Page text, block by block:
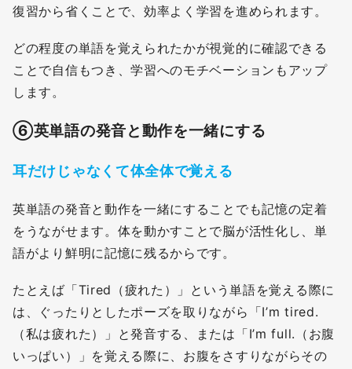
復習から省くことで、効率よく学習を進められます。
どの程度の単語を覚えられたかが視覚的に確認できる
ことで自信もつき、学習へのモチベーションもアップ
します。
⑥英単語の発音と動作を一緒にする
耳だけじゃなくて体全体で覚える
英単語の発音と動作を一緒にすることでも記憶の定着
をうながせます。体を動かすことで脳が活性化し、単
語がより鮮明に記憶に残るからです。
たとえば「Tired（疲れた）」という単語を覚える際に
は、ぐったりとしたポーズを取りながら「I’m tired.
（私は疲れた）」と発音する、または「I’m full.（お腹
いっぱい）」を覚える際に、お腹をさすりながらその